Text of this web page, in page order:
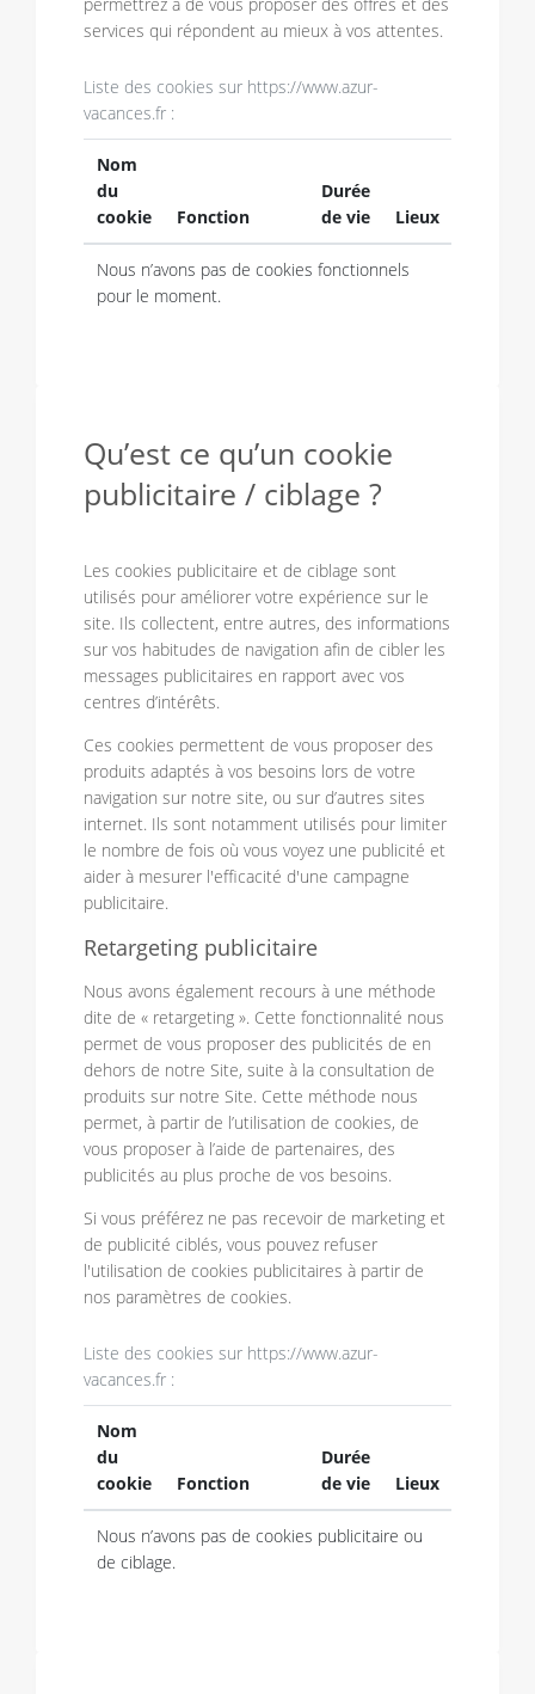
services qui répondent au mieux à vos attentes.
Liste des cookies sur https://www.azur-
vacances.fr :
Nom
du
cookie
Fonction
Durée
de vie
Lieux
Nous n’avons pas de cookies fonctionnels
pour le moment.
Qu’est ce qu’un cookie
publicitaire / ciblage ?
Les cookies publicitaire et de ciblage sont
utilisés pour améliorer votre expérience sur le
site. Ils collectent, entre autres, des informations
sur vos habitudes de navigation afin de cibler les
messages publicitaires en rapport avec vos
centres d’intérêts.
Ces cookies permettent de vous proposer des
produits adaptés à vos besoins lors de votre
navigation sur notre site, ou sur d’autres sites
internet. Ils sont notamment utilisés pour limiter
le nombre de fois où vous voyez une publicité et
aider à mesurer l'efficacité d'une campagne
publicitaire.
Retargeting publicitaire
Nous avons également recours à une méthode
dite de « retargeting ». Cette fonctionnalité nous
permet de vous proposer des publicités de en
dehors de notre Site, suite à la consultation de
produits sur notre Site. Cette méthode nous
permet, à partir de l’utilisation de cookies, de
vous proposer à l’aide de partenaires, des
publicités au plus proche de vos besoins.
Si vous préférez ne pas recevoir de marketing et
de publicité ciblés, vous pouvez refuser
l'utilisation de cookies publicitaires à partir de
nos paramètres de cookies.
Liste des cookies sur https://www.azur-
vacances.fr :
Nom
du
cookie
Fonction
Durée
de vie
Lieux
Nous n’avons pas de cookies publicitaire ou
de ciblage.